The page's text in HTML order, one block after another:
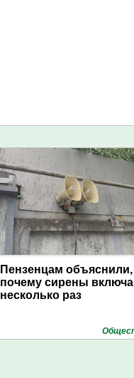
Пензенцам объяснили,
почему сирены
несколько раз